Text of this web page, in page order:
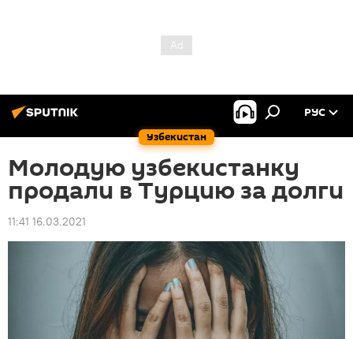
Узбекистан
РУС
Молодую узбекистанку
продали в Турцию за долги
11:41 16.03.2021